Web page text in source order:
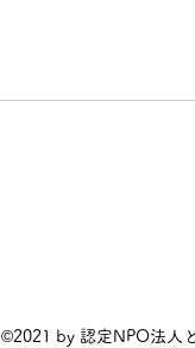
©2021 by 認定NPO法人